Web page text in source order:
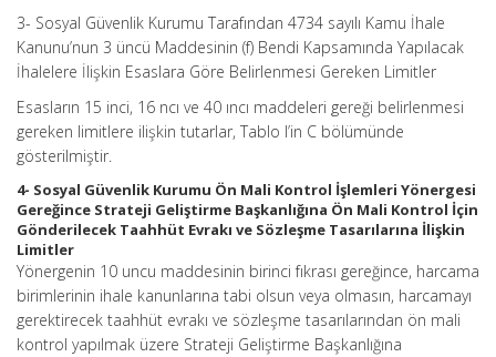
3- Sosyal Güvenlik Kurumu Tarafından 4734 sayılı Kamu İhale
Kanunu’nun 3 üncü Maddesinin (f) Bendi Kapsamında Yapılacak
İhalelere İlişkin Esaslara Göre Belirlenmesi Gereken Limitler
Esasların 15 inci, 16 ncı ve 40 ıncı maddeleri gereği belirlenmesi
gereken limitlere ilişkin tutarlar, Tablo I’in C bölümünde
gösterilmiştir.
4- Sosyal Güvenlik Kurumu Ön Mali Kontrol İşlemleri Yönergesi
Gereğince Strateji Geliştirme Başkanlığına Ön Mali Kontrol İçin
Gönderilecek Taahhüt Evrakı ve Sözleşme Tasarılarına İlişkin
Limitler
Yönergenin 10 uncu maddesinin birinci fıkrası gereğince, harcama
birimlerinin ihale kanunlarına tabi olsun veya olmasın, harcamayı
gerektirecek taahhüt evrakı ve sözleşme tasarılarından ön mali
kontrol yapılmak üzere Strateji Geliştirme Başkanlığına